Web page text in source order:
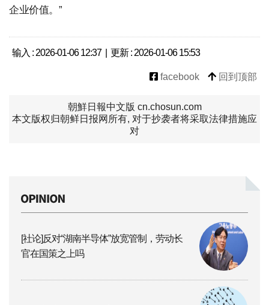
企业价值。”
输入 : 2026-01-06 12:37 | 更新 : 2026-01-06 15:53
facebook 回到顶部
朝鮮日報中文版 cn.chosun.com
本文版权归朝鲜日报网所有, 对于抄袭者将采取法律措施应
对
[社论]反对“湖南半导体”放宽管制，劳动长
官在国策之上吗